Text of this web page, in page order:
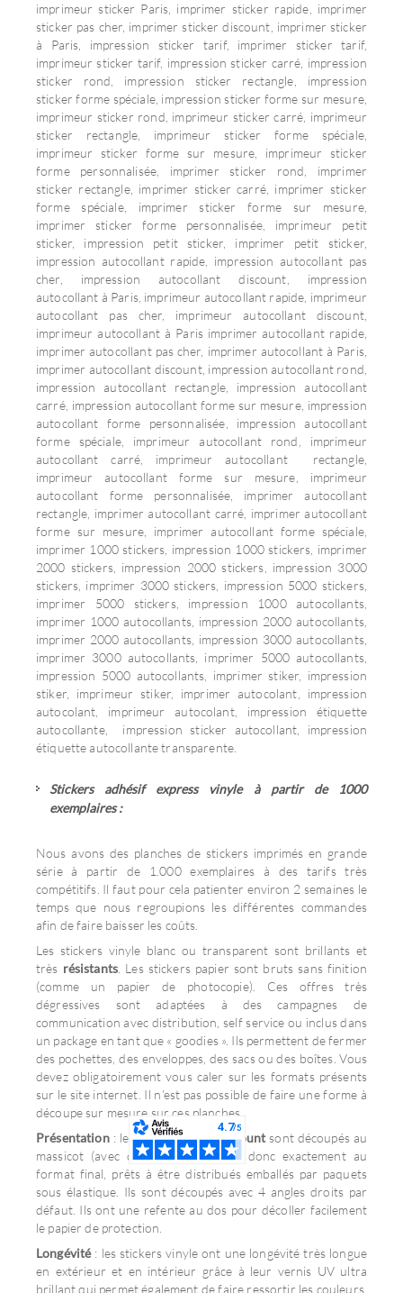
imprimeur sticker Paris, imprimer sticker rapide, imprimer
sticker pas cher, imprimer sticker discount, imprimer sticker
à Paris, impression sticker tarif, imprimer sticker tarif,
imprimeur sticker tarif, impression sticker carré, impression
sticker rond, impression sticker rectangle, impression
sticker forme spéciale, impression sticker forme sur mesure,
imprimeur sticker rond, imprimeur sticker carré, imprimeur
sticker rectangle, imprimeur sticker forme spéciale,
imprimeur sticker forme sur mesure, imprimeur sticker
forme personnalisée, imprimer sticker rond, imprimer
sticker rectangle, imprimer sticker carré, imprimer sticker
forme spéciale, imprimer sticker forme sur mesure,
imprimer sticker forme personnalisée, imprimeur petit
sticker, impression petit sticker, imprimer petit sticker,
impression autocollant rapide, impression autocollant pas
cher, impression autocollant discount, impression
autocollant à Paris, imprimeur autocollant rapide, imprimeur
autocollant pas cher, imprimeur autocollant discount,
imprimeur autocollant à Paris imprimer autocollant rapide,
imprimer autocollant pas cher, imprimer autocollant à Paris,
imprimer autocollant discount, impression autocollant rond,
impression autocollant rectangle, impression autocollant
carré, impression autocollant forme sur mesure, impression
autocollant forme personnalisée, impression autocollant
forme spéciale, imprimeur autocollant rond, imprimeur
autocollant carré, imprimeur autocollant rectangle,
imprimeur autocollant forme sur mesure, imprimeur
autocollant forme personnalisée, imprimer autocollant
rectangle, imprimer autocollant carré, imprimer autocollant
forme sur mesure, imprimer autocollant forme spéciale,
imprimer 1000 stickers, impression 1000 stickers, imprimer
2000 stickers, impression 2000 stickers, impression 3000
stickers, imprimer 3000 stickers, impression 5000 stickers,
imprimer 5000 stickers, impression 1000 autocollants,
imprimer 1000 autocollants, impression 2000 autocollants,
imprimer 2000 autocollants, impression 3000 autocollants,
imprimer 3000 autocollants, imprimer 5000 autocollants,
impression 5000 autocollants, imprimer stiker, impression
stiker, imprimeur stiker, imprimer autocolant, impression
autocolant, imprimeur autocolant, impression étiquette
autocollante, impression sticker autocollant, impression
étiquette autocollante transparente.
Stickers adhésif express vinyle à partir de 1000
exemplaires :
Nous avons des planches de stickers imprimés en grande
série à partir de 1.000 exemplaires à des tarifs très
compétitifs. Il faut pour cela patienter environ 2 semaines le
temps que nous regroupions les différentes commandes
afin de faire baisser les coûts.
Les stickers vinyle blanc ou transparent sont brillants et
très résistants . Les stickers papier sont bruts sans finition
(comme un papier de photocopie). Ces offres très
dégressives sont adaptées à des campagnes de
communication avec distribution, self service ou inclus dans
un package en tant que « goodies ». Ils permettent de fermer
des pochettes, des enveloppes, des sacs ou des boîtes. Vous
devez obligatoirement vous caler sur les formats présents
sur le site internet. Il n’est pas possible de faire une forme à
découpe sur mesure sur ces planches.
Présentation: lesstickers délai discountsont découpés au
massicot (avec des lames), ils sont donc exactement au
format final, prêts à être distribués emballés par paquets
sous élastique. Ils sont découpés avec 4 angles droits par
défaut. Ils ont une refente au dos pour décoller facilement
le papier de protection.
Longévité: les stickers vinyle ont une longévité très longue
en extérieur et en intérieur grâce à leur vernis UV ultra
brillant qui permet également de faire ressortir les couleurs.